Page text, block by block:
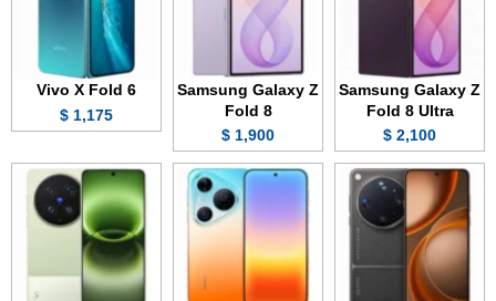
Samsung Galaxy Z
Fold 8 Ultra
2,100 $
Samsung Galaxy Z
Fold 8
1,900 $
Vivo X Fold 6
1,175 $